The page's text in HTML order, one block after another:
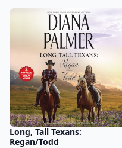
Long, Tall Texans:
Regan/Todd